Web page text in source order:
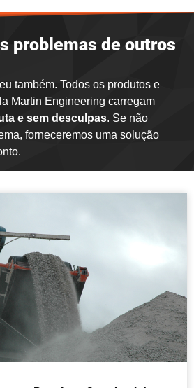
problemas de outros
também. Todos os produtos e
Martin Engineering carregam
e sem desculpas. Se não
forneceremos uma solução